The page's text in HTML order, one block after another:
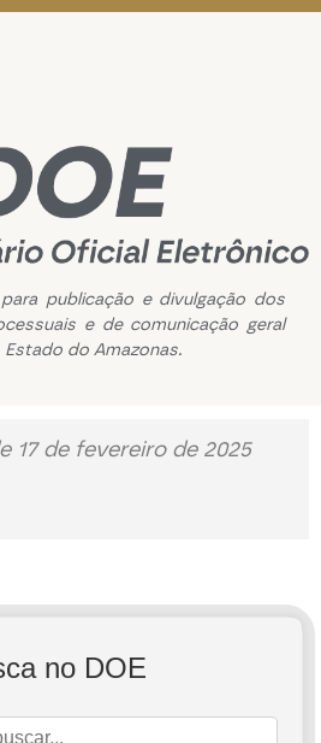
publicação e divulgação dos
e de comunicação geral
do Amazonas.
17 de fevereiro de 2025
no DOE